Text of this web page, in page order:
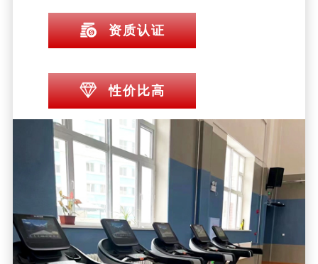
资质认证
性价比高